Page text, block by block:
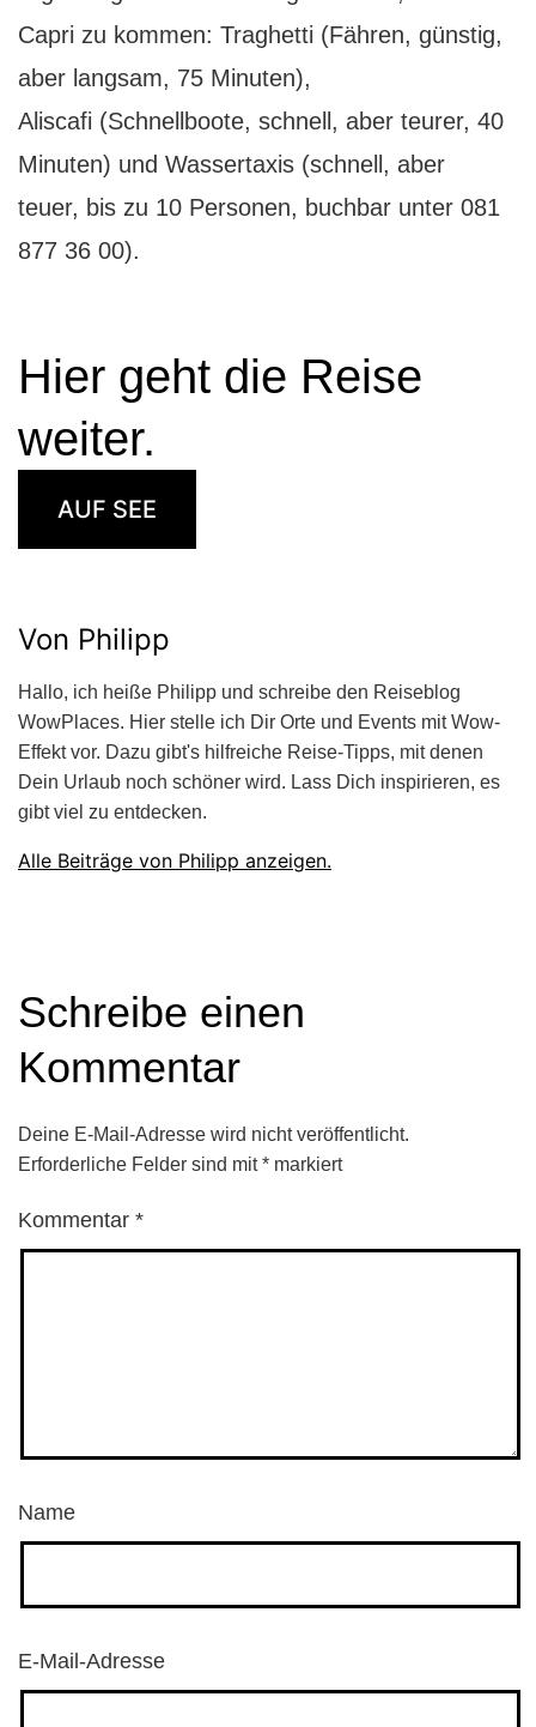
Capri zu kommen: Traghetti (Fähren, günstig,
aber langsam, 75 Minuten),
Aliscafi (Schnellboote, schnell, aber teurer, 40
Minuten) und Wassertaxis (schnell, aber
teuer, bis zu 10 Personen, buchbar unter 081
877 36 00).
Hier geht die Reise
weiter.
AUF SEE
Von Philipp
Hallo, ich heiße Philipp und schreibe den Reiseblog
WowPlaces. Hier stelle ich Dir Orte und Events mit Wow-
Effekt vor. Dazu gibt's hilfreiche Reise-Tipps, mit denen
Dein Urlaub noch schöner wird. Lass Dich inspirieren, es
gibt viel zu entdecken.
Alle Beiträge von Philipp anzeigen.
Schreibe einen
Kommentar
Deine E-Mail-Adresse wird nicht veröffentlicht.
Erforderliche Felder sind mit* markiert
Kommentar *
Name
E-Mail-Adresse